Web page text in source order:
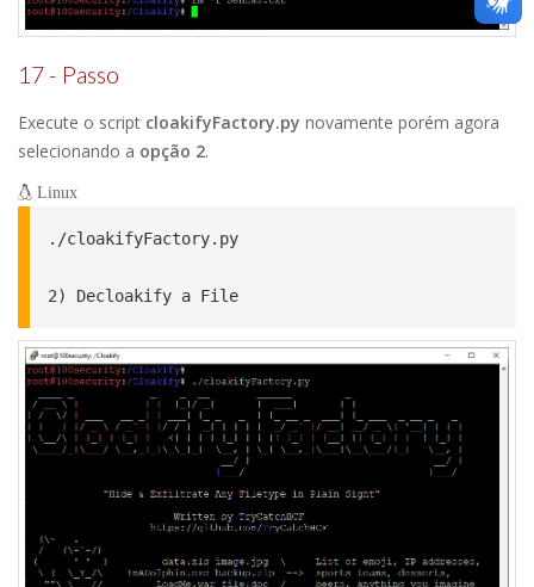
17 - Passo
Execute o script cloakifyFactory.py novamente porém agora
selecionando a opção 2.
Linux
./cloakifyFactory.py
2) Decloakify a File